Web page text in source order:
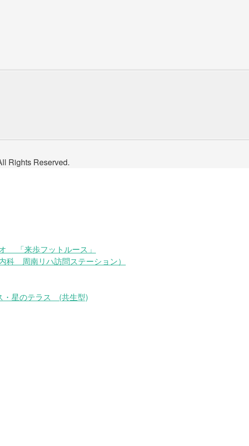
Rights Reserved.
「来歩フットルース」
科 周南リハ訪問ステーション）
・星のテラス (共生型)